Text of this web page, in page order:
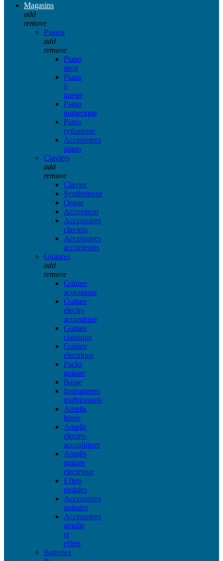
Magasins
add
remove
Pianos
add
remove
Piano
droit
Piano
à
queue
Piano
numerique
Piano
rythmique
Accessoires
piano
Claviers
add
remove
Clavier
Synthetiseur
Orgue
Accordeon
Accessoires
claviers
Accessoires
accordeons
Guitares
add
remove
Guitare
acoustique
Guitare
electro
acoustique
Guitare
classique
Guitare
electrique
Packs
guitare
Basse
Instruments
traditionnels
Amplis
basse
Amplis
electro-
acoustiques
Amplis
guitare
electrique
Effets
pedales
Accessoires
guitares
Accessoires
amplis
et
effets
Batteries